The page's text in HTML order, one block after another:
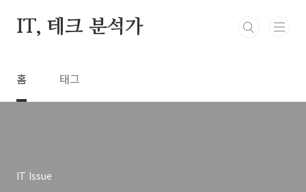
IT, 테크 분석가
홈 태그
IT Issue